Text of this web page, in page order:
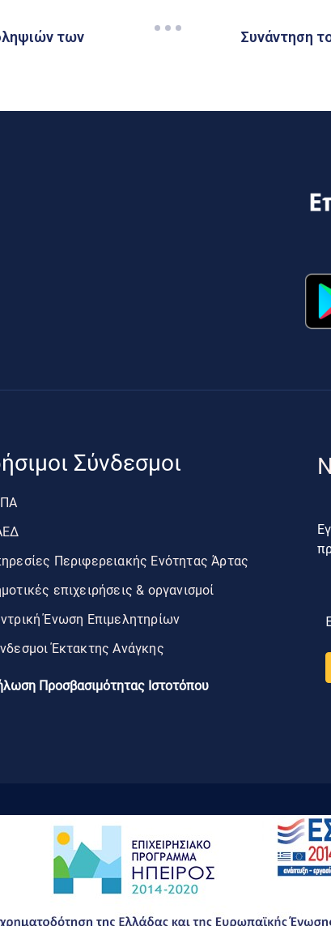
των
Συνάντηση
Σύνδεσμοι
Περιφερειακής Ενότητας Άρτας
επιχειρήσεις & οργανισμοί
Ένωση Επιμελητηρίων
Έκτακτης Ανάγκης
Προσβασιμότητας Ιστοτόπου